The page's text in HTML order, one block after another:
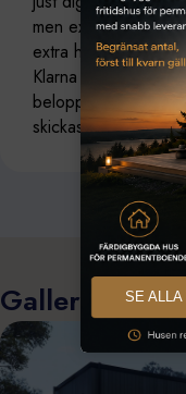
men extra kostnad
extra handlingar
Klarna checkout, du
beloppet nu eller
skickas till din
Galleri SE